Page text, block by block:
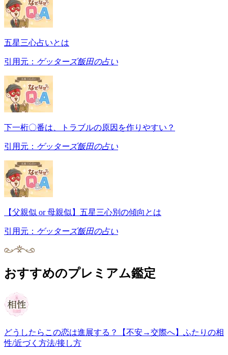
五星三心占いとは
引用元： ゲッターズ飯田の占い
下一桁〇番は、トラブルの原因を作りやすい？
引用元： ゲッターズ飯田の占い
【父親似 or 母親似】五星三心別の傾向とは
引用元： ゲッターズ飯田の占い
おすすめのプレミアム鑑定
どうしたらこの恋は進展する？【不安→交際へ】ふたりの相
性/近づく方法/接し方